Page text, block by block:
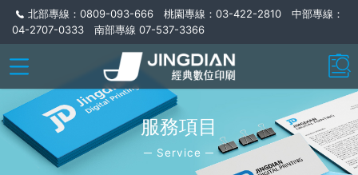
北部專線：0809-093-666 桃園專線：03-422-2810 中部專線：
04-2707-0333 南部專線 07-537-3366
服務項目
─ Service ─